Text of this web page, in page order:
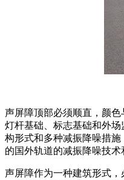
声屏障顶部必须顺直，颜
灯杆基础、标志基础和外
构形式和多种减振降噪措
的国外轨道的减振降噪技术
声屏障作为一种建筑形式